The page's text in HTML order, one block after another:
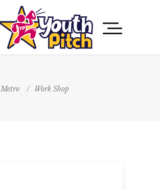
Metro / Work Shop